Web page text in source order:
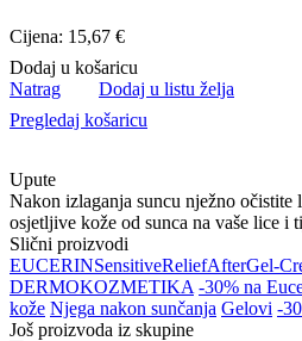
Cijena: 15,67 €
Dodaj u košaricu
Natrag
Dodaj u listu želja
Pregledaj košaricu
Upute
Nakon izlaganja suncu nježno očistite
osjetljive kože od sunca na vaše lice i
Slični proizvodi
EUCERINSensitiveReliefAfterGel-
DERMOKOZMETIKA -30% na
kože Njega nakon sunčanja Gelovi -
Još proizvoda iz skupine